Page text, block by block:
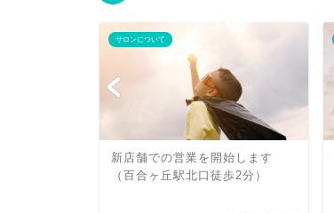
サロンについて
新店舗での営業を開始します
（百合ヶ丘駅北口徒歩2分）